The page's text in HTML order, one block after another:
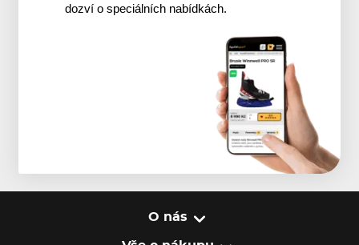
dozví o speciálních nabídkách.
O nás